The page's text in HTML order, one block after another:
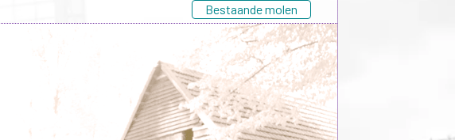
Bestaande molen